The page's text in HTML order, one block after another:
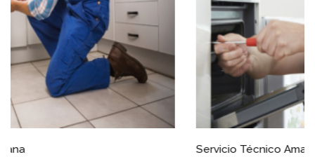
Servicio Técnico Amana Roda